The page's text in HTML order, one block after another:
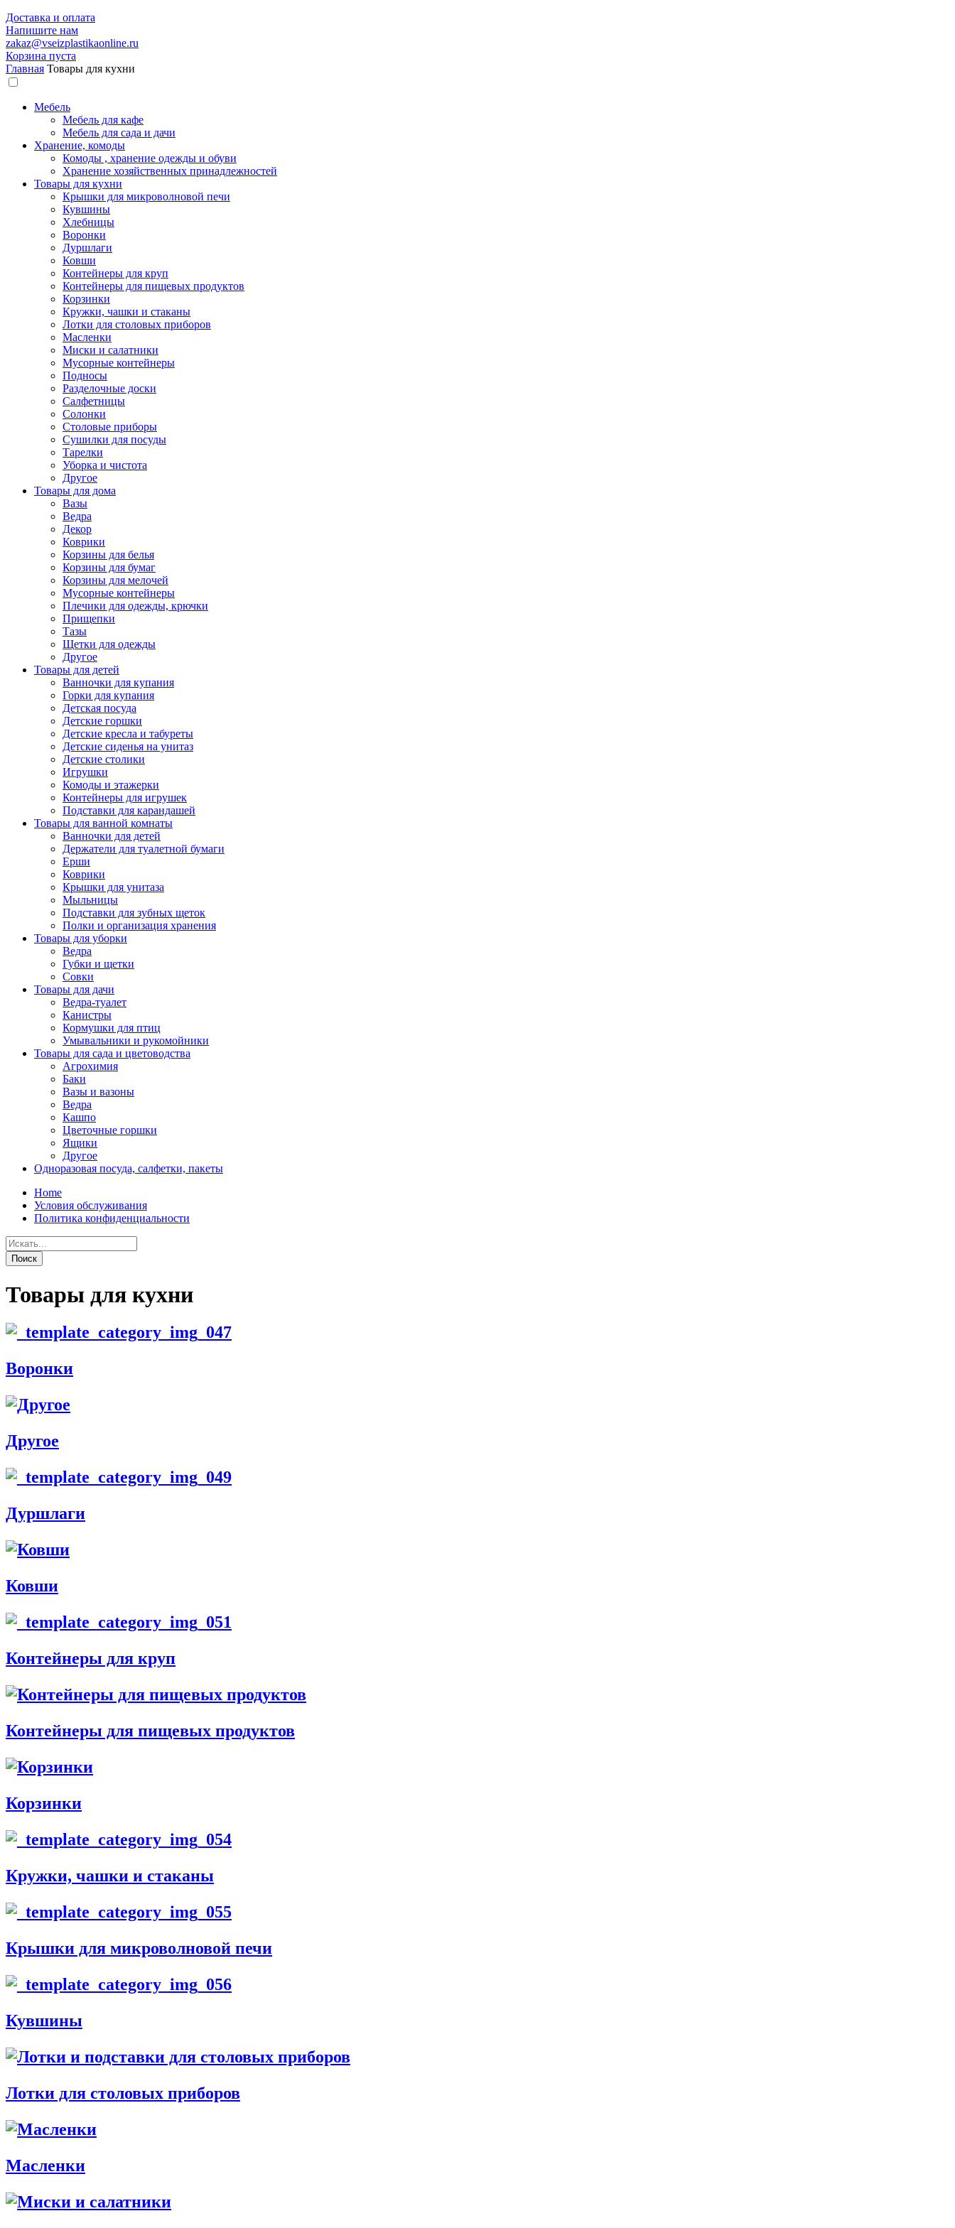
Доставка и оплата
Напишите нам
zakaz@vseizplastikaonline.ru
Корзина пуста
Главная Товары для кухни
Мебель
Мебель для кафе
Мебель для сада и дачи
Хранение, комоды
Комоды , хранение одежды и обуви
Хранение хозяйственных принадлежностей
Товары для кухни
Крышки для микроволновой печи
Кувшины
Хлебницы
Воронки
Дуршлаги
Ковши
Контейнеры для круп
Контейнеры для пищевых продуктов
Корзинки
Кружки, чашки и стаканы
Лотки для столовых приборов
Масленки
Миски и салатники
Мусорные контейнеры
Подносы
Разделочные доски
Салфетницы
Солонки
Столовые приборы
Сушилки для посуды
Тарелки
Уборка и чистота
Другое
Товары для дома
Вазы
Ведра
Декор
Коврики
Корзины для белья
Корзины для бумаг
Корзины для мелочей
Мусорные контейнеры
Плечики для одежды, крючки
Прищепки
Тазы
Щетки для одежды
Другое
Товары для детей
Ванночки для купания
Горки для купания
Детская посуда
Детские горшки
Детские кресла и табуреты
Детские сиденья на унитаз
Детские столики
Игрушки
Комоды и этажерки
Контейнеры для игрушек
Подставки для карандашей
Товары для ванной комнаты
Ванночки для детей
Держатели для туалетной бумаги
Ерши
Коврики
Крышки для унитаза
Мыльницы
Подставки для зубных щеток
Полки и организация хранения
Товары для уборки
Ведра
Губки и щетки
Совки
Товары для дачи
Ведра-туалет
Канистры
Кормушки для птиц
Умывальники и рукомойники
Товары для сада и цветоводства
Агрохимия
Баки
Вазы и вазоны
Ведра
Кашпо
Цветочные горшки
Ящики
Другое
Одноразовая посуда, салфетки, пакеты
Home
Условия обслуживания
Политика конфиденциальности
Товары для кухни
Воронки
Другое
Дуршлаги
Ковши
Контейнеры для круп
Контейнеры для пищевых продуктов
Корзинки
Кружки, чашки и стаканы
Крышки для микроволновой печи
Кувшины
Лотки для столовых приборов
Масленки